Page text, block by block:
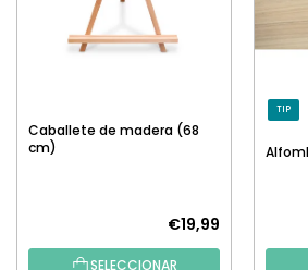
Caballete de madera (68
cm)
€19,99
SELECCIONAR
TIP